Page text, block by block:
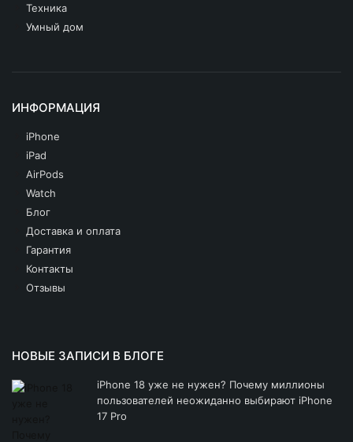
Техника
Умный дом
ИНФОРМАЦИЯ
iPhone
iPad
AirPods
Watch
Блог
Доставка и оплата
Гарантия
Контакты
Отзывы
НОВЫЕ ЗАПИСИ В БЛОГЕ
iPhone 18 уже не нужен? Почему миллионы
пользователей неожиданно выбирают iPhone
17 Pro